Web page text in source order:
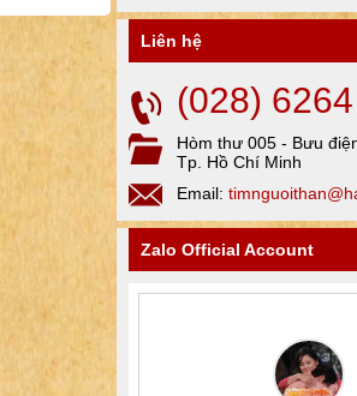
Liên hệ
(028)
Hòm thư 005 - Bưu
Tp. Hồ Chí Minh
Email:
Zalo Official Account